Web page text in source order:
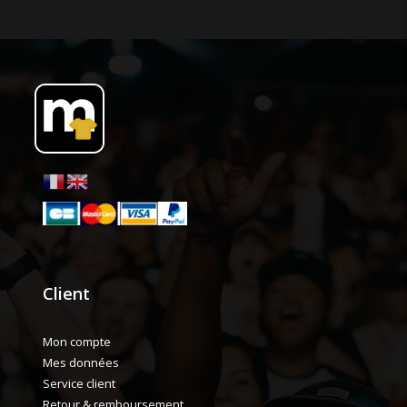
Client
Mon compte
Mes données
Service client